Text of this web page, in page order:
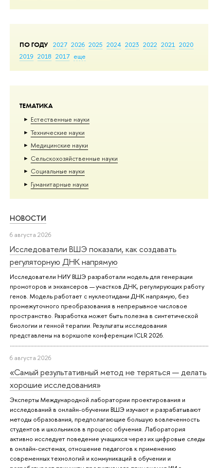
ПО ГОДУ 2027 2026 2025 2024 2023 2022 2021 2020
2019 2018 2017 еще
ТЕМАТИКА
Естественные науки
Тех­ничес­кие науки
Медицинские науки
Сельскохозяйственные науки
Социальные науки
Гуманитарные науки
НОВОСТИ
6 августа 2026
Исследователи ВШЭ показали, как создавать
регуляторную ДНК напрямую
Исследователи НИУ ВШЭ разработали модель для генерации
промоторов и энхансеров — участков ДНК, регулирующих работу
генов. Модель работает с нуклеотидами ДНК напрямую, без
промежуточного преобразования в непрерывное числовое
пространство. Разработка может быть полезна в синтетической
биологии и генной терапии. Результаты исследования
представлены на воркшопе конференции ICLR 2026.
6 августа 2026
«Самый результативный метод не теряться — делать
хорошие исследования»
Эксперты Международной лаборатории проектирования и
исследований в онлайн-обучении ВШЭ изучают и разрабатывают
методы образования, предполагающие большую вовлеченность
студентов и школьников в процесс обучения. Лаборатория
активно исследует поведение учащихся через их цифровые следы
в онлайн-системах, отношение педагогов к применению
современных технологий и коммуникаций в обучении и